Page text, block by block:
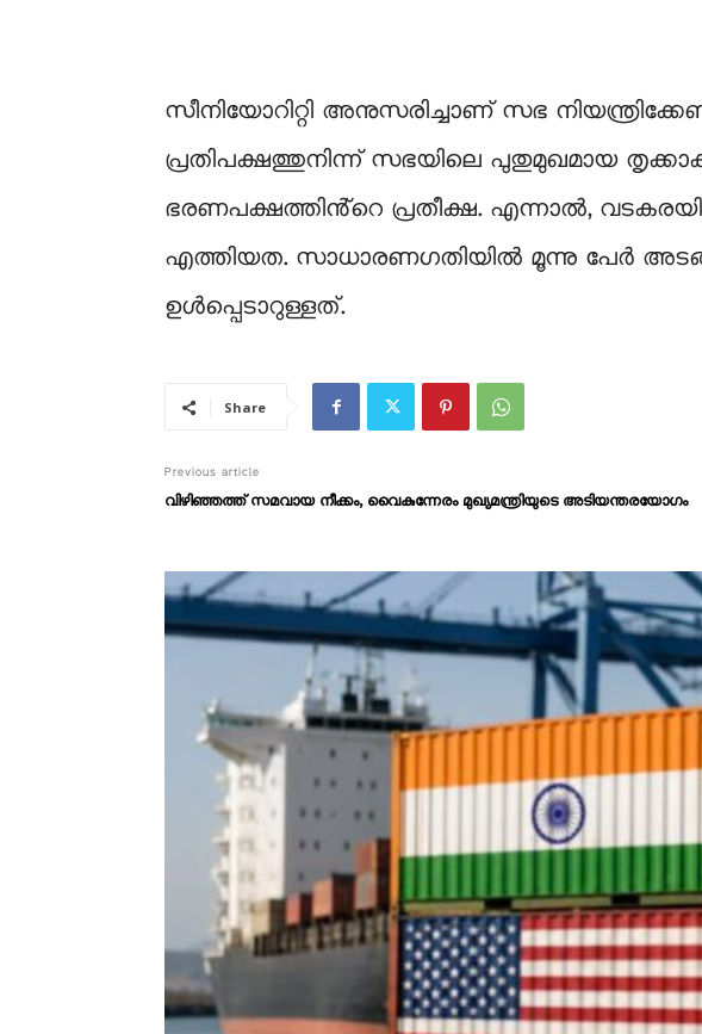
സീനിയോറിറ്റി അനുസരിച്ചാണ് സഭ
പ്രതിപക്ഷത്തുനിന്ന് സഭയിലെ പുതുമുഖമായ
ഭരണപക്ഷത്തിൻ്റെ പ്രതീക്ഷ. എന്നാല്‍,
എത്തിയത. സാധാരണഗതിയില്‍ മൂന്നു പേര്‍
ഉള്‍പ്പെടാറുള്ളത്.
Share
Previous article
വിഴിഞ്ഞത്ത് സമവായ നീക്കം, വൈകുന്നേരം മുഖ്യമന്ത്രിയുടെ അടിയന്തരയോഗം